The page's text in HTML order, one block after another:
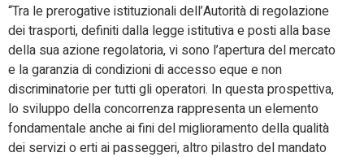
“Tra le prerogative istituzionali dell’Autorità di regolazione
dei trasporti, definiti dalla legge istitutiva e posti alla base
della sua azione regolatoria, vi sono l’apertura del mercato
e la garanzia di condizioni di accesso eque e non
discriminatorie per tutti gli operatori. In questa prospettiva,
lo sviluppo della concorrenza rappresenta un elemento
fondamentale anche ai fini del miglioramento della qualità
dei servizi o erti ai passeggeri, altro pilastro del mandato